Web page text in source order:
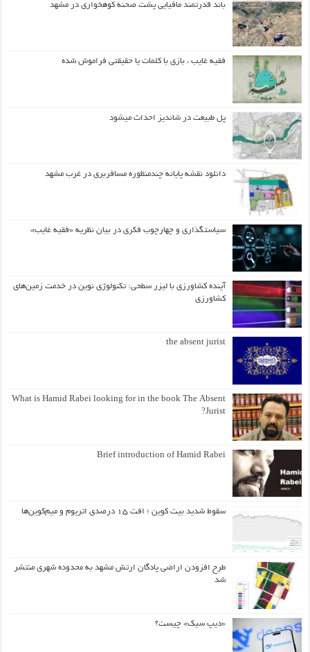
باند قدرتمند مافیایی پشت صحنه کوهخواری در مشهد
فقیه غایب ، بازی با کلمات یا حقیقتی فراموش شده
پل طبیعت در شاندیز احداث میشود
دانلود نقشه پایانه چندمنظوره مسافربری در غرب مشهد
سیاستگذاری و چهارچوب فکری در بیان نظریه «فقیه غایب»
آینده کشاورزی با لیزر سطحی: تکنولوژی نوین در خدمت زمین‌های
کشاورزی
the absent jurist
What is Hamid Rabei looking for in the book The Absent
Jurist?
Brief introduction of Hamid Rabei
سقوط شدید بیت کوین ؛ افت ۱۵ درصدی اتریوم و میم‌کوین‌ها
طرح افزودن اراضی پادگان ارتش مشهد به محدوده شهری منتشر
شد
«دیپ سیک» چیست؟